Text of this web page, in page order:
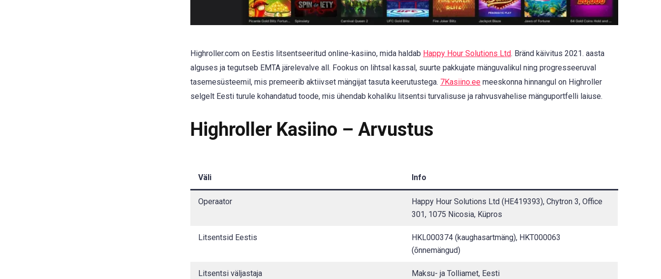
Highroller.com on Eestis litsentseeritud online-kasiino, mida haldab Happy Hour Solutions Ltd. Bränd käivitus 2021. aasta
alguses ja tegutseb EMTA järelevalve all. Fookus on lihtsal kassal, suurte pakkujate mänguvalikul ning progresseeruval
tasemesüsteemil, mis premeerib aktiivset mängijat tasuta keerutustega. 7Kasiino.ee meeskonna hinnangul on Highroller
selgelt Eesti turule kohandatud toode, mis ühendab kohaliku litsentsi turvalisuse ja rahvusvahelise mänguportfelli laiuse.
Highroller Kasiino – Arvustus
Väli Info
Operaator
Happy Hour Solutions Ltd (HE419393), Chytron 3, Office
301, 1075 Nicosia, Küpros
Litsentsid Eestis
HKL000374 (kaughasartmäng), HKT000063
(õnnemängud)
Litsentsi väljastaja Maksu- ja Tolliamet, Eesti